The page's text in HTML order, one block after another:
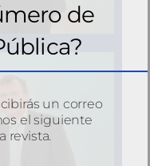
de
un correo
el siguiente
revista.